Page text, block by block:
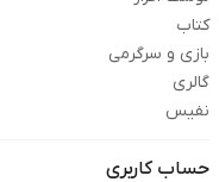
کتاب
بازی و سرگرمی
گالری
نفیس
حساب کاربری